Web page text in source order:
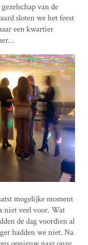
van de
sloten we het feest
een kwartier
mogelijke moment
niet veel voor. Wat
de dag voordien al
hadden we niet. Na